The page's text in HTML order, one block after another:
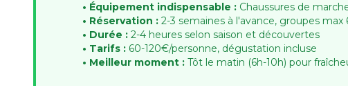
• Équipement indispensable : Chaussures de
• Réservation : 2-3 semaines à l'avance, groupes max
• Durée : 2-4 heures selon saison et découvertes
• Tarifs : 60-120€/personne, dégustation incluse
• Meilleur moment : Tôt le matin (6h-10h) pour